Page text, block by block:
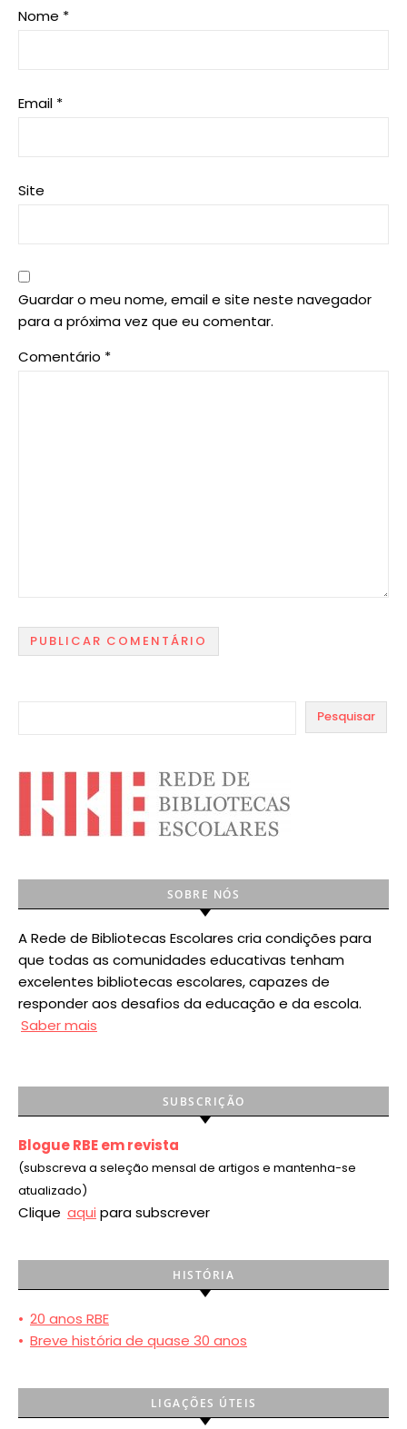
Nome *
Email *
Site
Guardar o meu nome, email e site neste navegador
para a próxima vez que eu comentar.
Comentário *
Pesquisar
SOBRE NÓS
A Rede de Bibliotecas Escolares cria condições para
que todas as comunidades educativas tenham
excelentes bibliotecas escolares, capazes de
responder aos desafios da educação e da escola.
Saber mais
SUBSCRIÇÃO
Blogue RBE em revista
(subscreva a seleção mensal de artigos e mantenha-se
atualizado)
Clique aqui para subscrever
HISTÓRIA
• 20 anos RBE
• Breve história de quase 30 anos
LIGAÇÕES ÚTEIS